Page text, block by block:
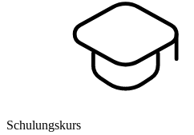
Schulungskurs